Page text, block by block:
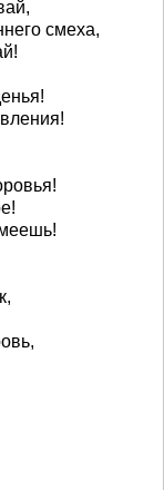
смеха,